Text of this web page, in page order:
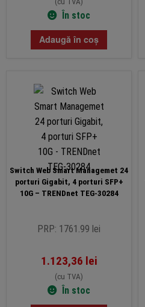
În stoc
Adaugă în coș
Switch Web Smart Managemet 24
porturi Gigabit, 4 porturi SFP+
10G – TRENDnet TEG-30284
PRP: 1761.99 lei
1.123,36 lei
(cu TVA)
În stoc